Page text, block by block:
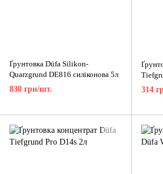
Ґрунтовка Düfa Silikon-
Quarzgrund DE816 силіконова 5л
830 грн/шт.
314